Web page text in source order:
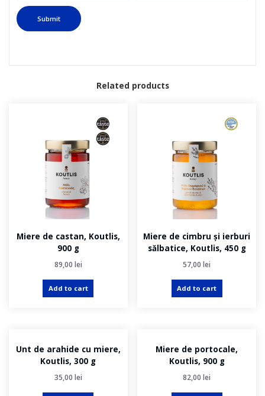
Related products
Miere de castan, Koutlis,
900 g
89,00 lei
Add to cart
Miere de cimbru și ierburi
sălbatice, Koutlis, 450 g
57,00lei
Add to cart
Unt de arahide cu miere,
Koutlis, 300 g
35,00 lei
Miere de portocale,
Koutlis, 900 g
82,00lei